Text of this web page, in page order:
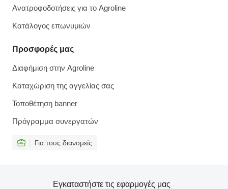
Ανατροφοδοτήσεις για το Agroline
Κατάλογος επωνυμιών
Προσφορές μας
Διαφήμιση στην Agroline
Καταχώριση της αγγελίας σας
Τοποθέτηση banner
Πρόγραμμα συνεργατών
Για τους διανομείς
Εγκαταστήστε τις εφαρμογές μας